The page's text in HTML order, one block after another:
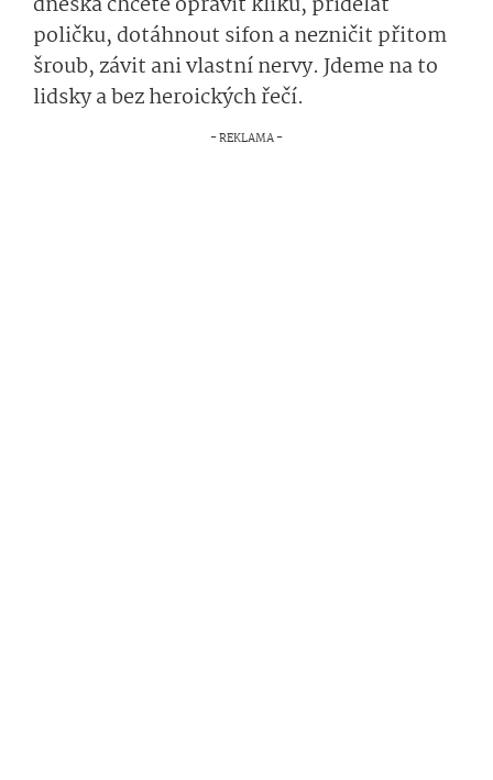
poličku, dotáhnout sifon a nezničit přitom
šroub, závit ani vlastní nervy. Jdeme na to
lidsky a bez heroických řečí.